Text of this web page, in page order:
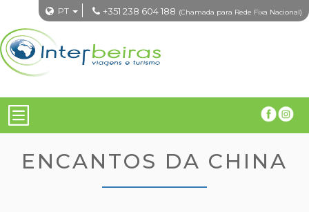
PT +351 238 604 188 (Chamada para Rede Fixa Nacional)
ENCANTOS DA CHINA